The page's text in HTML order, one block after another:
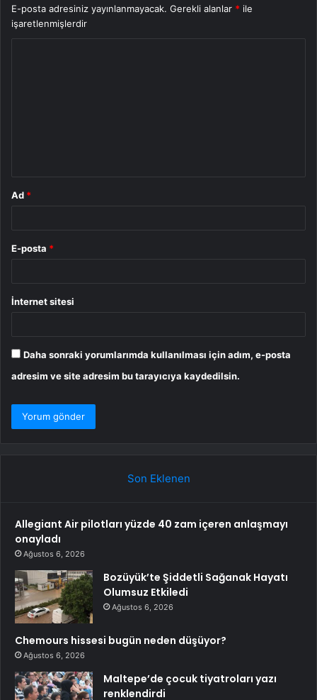
E-posta adresiniz yayınlanmayacak. Gerekli alanlar * ile
işaretlenmişlerdir
Ad *
E-posta *
İnternet sitesi
Daha sonraki yorumlarımda kullanılması için adım, e-posta
adresim ve site adresim bu tarayıcıya kaydedilsin.
Son Eklenen
Allegiant Air pilotları yüzde 40 zam içeren anlaşmayı
onayladı
Ağustos 6, 2026
Bozüyük’te Şiddetli Sağanak Hayatı
Olumsuz Etkiledi
Ağustos 6, 2026
Chemours hissesi bugün neden düşüyor?
Ağustos 6, 2026
Maltepe’de çocuk tiyatroları yazı
renklendirdi